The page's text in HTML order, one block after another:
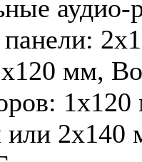
аудио-
панели:
мм,
2х140